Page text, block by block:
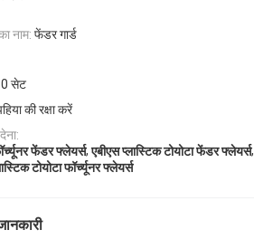
नाम: फेंडर गार्ड
सेट
की रक्षा करें
फेंडर फ्लेयर्स,एबीएस प्लास्टिक टोयोटा फेंडर फ्लेयर्स,
टोयोटा फॉर्च्यूनर फ्लेयर्स